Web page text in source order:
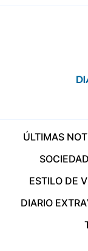
ÚLTIMAS
SOCIEDAD
ESTILO DE
DIARIO EXTRA